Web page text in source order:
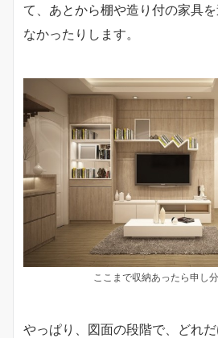
て、あとから棚や造り付の家具
なかったりします。
ここまで収納あったら申し
やっぱり、図面の段階で、どれ